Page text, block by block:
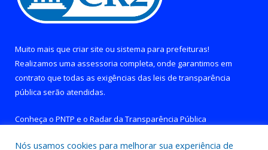
Muito mais que criar site ou sistema para prefeituras!
Realizamos uma assessoria completa, onde garantimos em
contrato que todas as exigências das leis de transparência
pública serão atendidas.
Conheça o PNTP e o Radar da Transparência Pública
Nós usamos cookies para melhorar sua experiência de